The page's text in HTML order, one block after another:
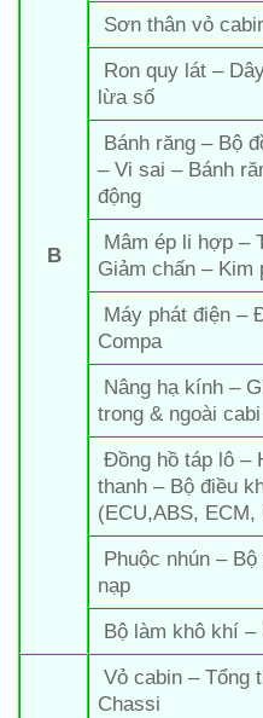
B
Sơn thân vỏ
Ron quy lát –
lừa số
Bánh răng – Bộ
– Vi sai – Bánh
động
Mâm ép li hợp –
Giảm chấn – Kim
Máy phát điện –
Compa
Nâng hạ kính –
trong & ngoài
Đồng hồ táp lô –
thanh – Bộ điều
(ECU,ABS, ECM,
Phuộc nhún –
nạp
Bộ làm khô khí
Vỏ cabin – Tổng
Chassi